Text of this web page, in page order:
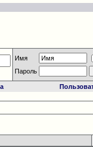
Имя
Пароль